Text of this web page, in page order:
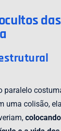
paralelo
uma colisão,